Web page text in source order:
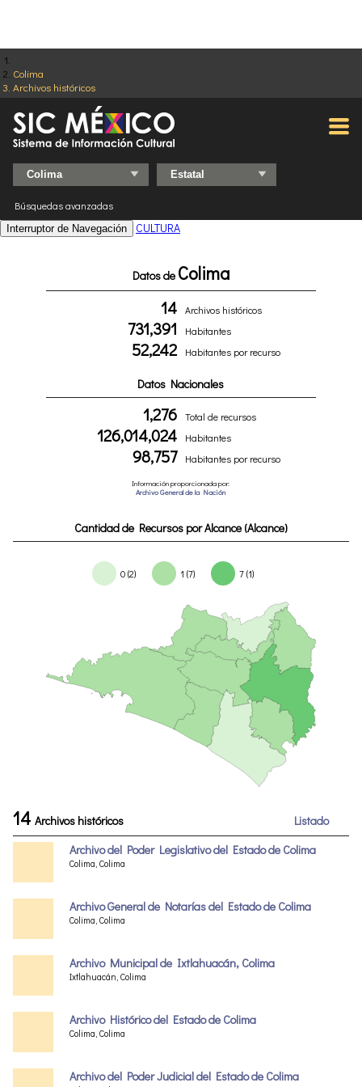
Colima
Archivos históricos
Búsquedas avanzadas
Interruptor de Navegación CULTURA
Datos de Colima
14 Archivos históricos
731,391 Habitantes
52,242 Habitantes por recurso
Datos Nacionales
1,276 Total de recursos
126,014,024 Habitantes
98,757 Habitantes por recurso
Información proporcionada por:
Archivo General de la Nación
14 Archivos históricos
Listado
Archivo del Poder Legislativo del Estado de Colima
Colima, Colima
Archivo General de Notarías del Estado de Colima
Colima, Colima
Archivo Municipal de Ixtlahuacán, Colima
Ixtlahuacán, Colima
Archivo Histórico del Estado de Colima
Colima, Colima
Archivo del Poder Judicial del Estado de Colima
Cantidad de Recursos por Alcance (Alcance)
0 (2) 1 (7) 7 (1)